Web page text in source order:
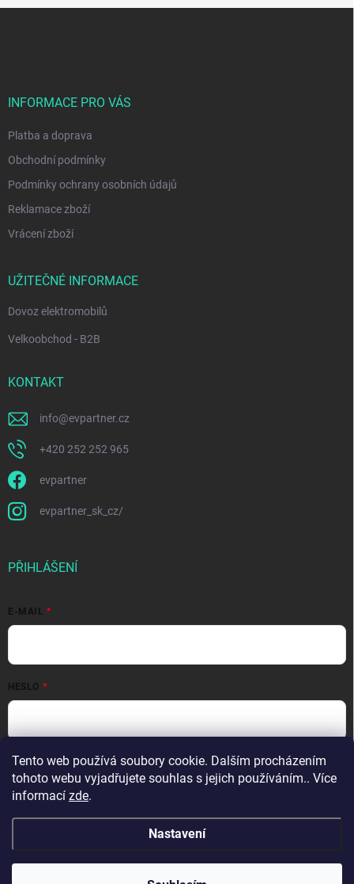
Tento web používá soubory cookie. Dalším procházením
tohoto webu vyjadřujete souhlas s jejich používáním.. Více
informací zde.
Nastavení
INFORMACE PRO VÁS
Platba a doprava
Obchodní podmínky
Podmínky ochrany osobních údajů
Reklamace zboží
Vrácení zboží
UŽITEČNÉ INFORMACE
Dovoz elektromobilů
Velkoobchod - B2B
KONTAKT
info@evpartner.cz
+420 252 252 965
evpartner
evpartner_sk_cz/
PŘIHLÁŠENÍ
E-MAIL
HESLO
Přihlásit se
Nová registraceZapomenuté heslo
evpartner.cz. Všechna práva vyhrazena.